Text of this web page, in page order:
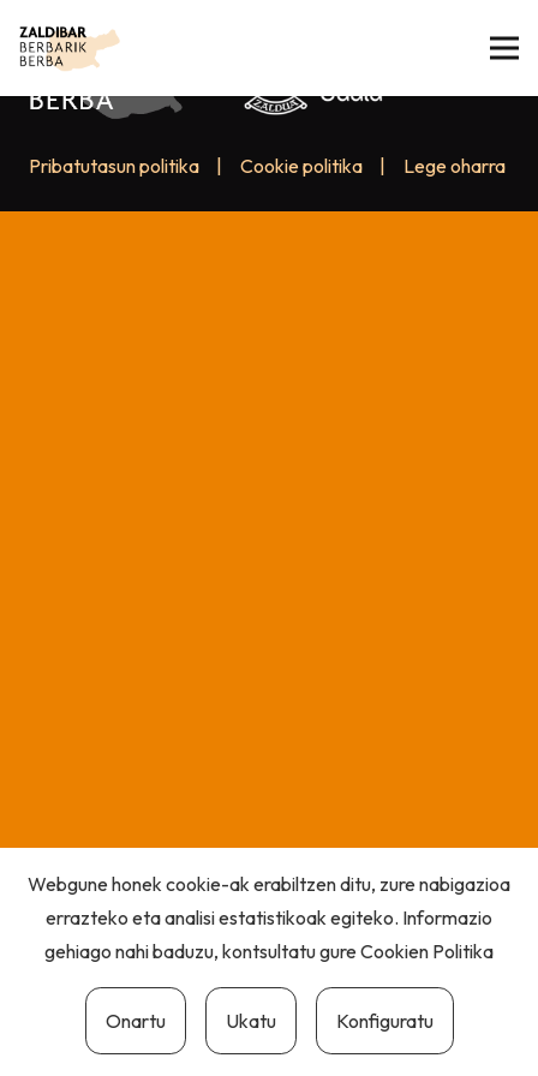
Pribatutasun politika Cookie politika Lege oharra
Webgune honek cookie-ak erabiltzen ditu, zure nabigazioa
errazteko eta analisi estatistikoak egiteko. Informazio
gehiago nahi baduzu, kontsultatu gureCookien Politika
Onartu Ukatu Konfiguratu